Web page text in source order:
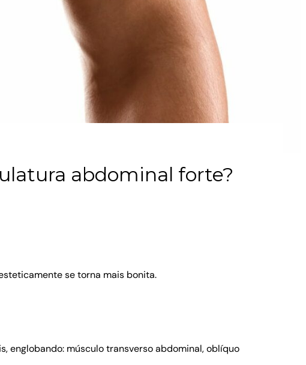
abdominal forte?
se torna mais bonita.
englobando: músculo transverso abdominal, oblíquo